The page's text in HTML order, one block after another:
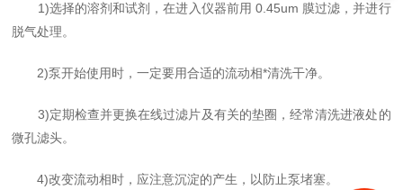
1)选择的溶剂和试剂，在进入仪器前用 0.45um 膜过滤，并进行
脱气处理。
2)泵开始使用时，一定要用合适的流动相*清洗干净。
3)定期检查并更换在线过滤片及有关的垫圈，经常清洗进液处的
微孔滤头。
4)改变流动相时，应注意沉淀的产生，以防止泵堵塞。